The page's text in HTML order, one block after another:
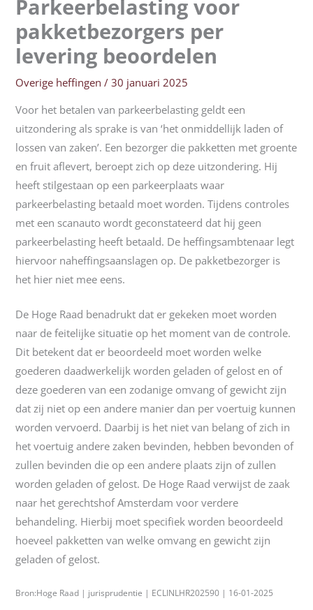
Parkeerbelasting voor
pakketbezorgers per
levering beoordelen
Overige heffingen /30 januari 2025
Voor het betalen van parkeerbelasting geldt een
uitzondering als sprake is van ‘het onmiddellijk laden of
lossen van zaken’. Een bezorger die pakketten met groente
en fruit aflevert, beroept zich op deze uitzondering. Hij
heeft stilgestaan op een parkeerplaats waar
parkeerbelasting betaald moet worden. Tijdens controles
met een scanauto wordt geconstateerd dat hij geen
parkeerbelasting heeft betaald. De heffingsambtenaar legt
hiervoor naheffingsaanslagen op. De pakketbezorger is
het hier niet mee eens.
De Hoge Raad benadrukt dat er gekeken moet worden
naar de feitelijke situatie op het moment van de controle.
Dit betekent dat er beoordeeld moet worden welke
goederen daadwerkelijk worden geladen of gelost en of
deze goederen van een zodanige omvang of gewicht zijn
dat zij niet op een andere manier dan per voertuig kunnen
worden vervoerd. Daarbij is het niet van belang of zich in
het voertuig andere zaken bevinden, hebben bevonden of
zullen bevinden die op een andere plaats zijn of zullen
worden geladen of gelost. De Hoge Raad verwijst de zaak
naar het gerechtshof Amsterdam voor verdere
behandeling. Hierbij moet specifiek worden beoordeeld
hoeveel pakketten van welke omvang en gewicht zijn
geladen of gelost.
Bron:Hoge Raad | jurisprudentie | ECLINLHR202590 | 16-01-2025